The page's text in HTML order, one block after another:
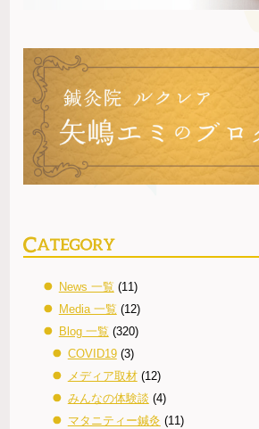
News 一覧 (11)
Media 一覧 (12)
Blog 一覧 (320)
COVID19(3)
メディア取材(12)
みんなの体験談 (4)
マタニティー鍼灸 (11)